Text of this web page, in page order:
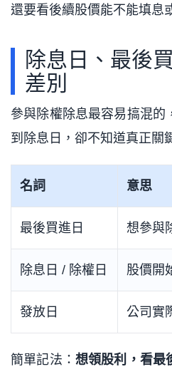
還要看後續股價能不能填息
除息日、最後
差別
參與除權除息最容易搞混的
到除息日，卻不知道真正關
名詞 意思
最後買進日 想參與
除息日 / 除權日 股價開
發放日 公司實
簡單記法： 想領股利，看最